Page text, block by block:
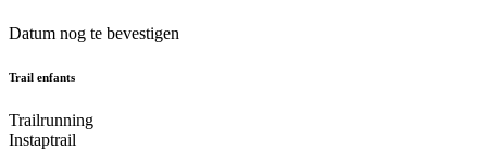
Datum nog te bevestigen
Trail enfants
Trailrunning
Instaptrail